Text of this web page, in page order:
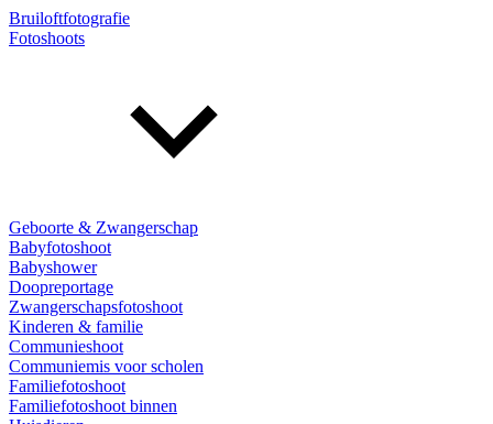
Bruiloftfotografie
Fotoshoots
Geboorte & Zwangerschap
Babyfotoshoot
Babyshower
Doopreportage
Zwangerschapsfotoshoot
Kinderen & familie
Communieshoot
Communiemis voor scholen
Familiefotoshoot
Familiefotoshoot binnen